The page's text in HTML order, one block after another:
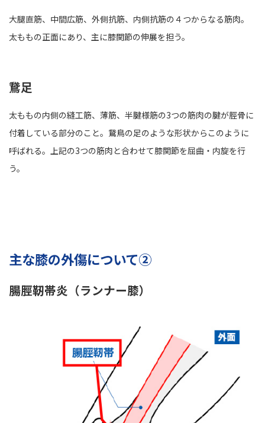
大腿直筋、中間広筋、外側抗筋、内側抗筋の４つからなる筋肉。
太ももの正面にあり、主に膝関節の伸展を担う。
鵞足
太ももの内側の縫工筋、薄筋、半腱様筋の3つの筋肉の腱が脛骨に
付着している部分のこと。鵞鳥の足のような形状からこのように
呼ばれる。上記の3つの筋肉と合わせて膝関節を屈曲・内旋を行
う。
主な膝の外傷について②
腸脛靭帯炎（ランナー膝）